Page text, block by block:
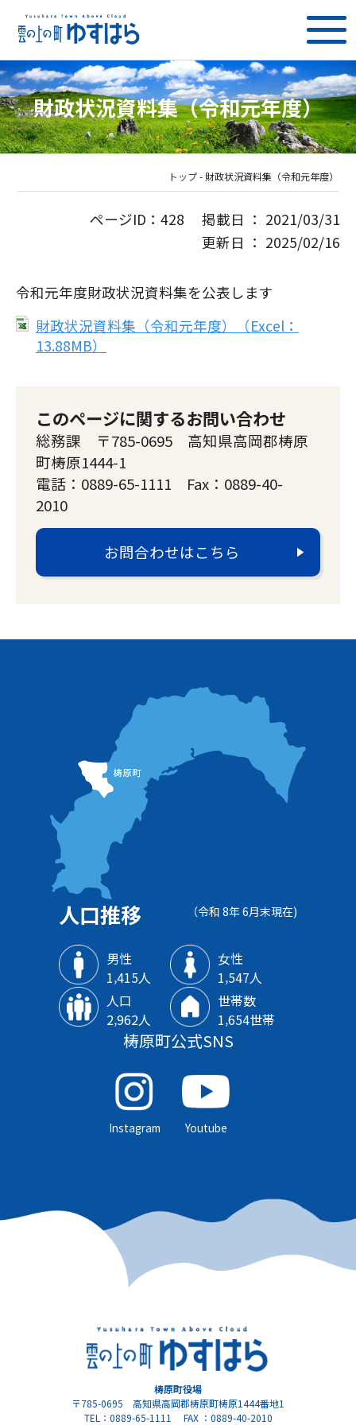
財政状況資料集（令和元年度）
トップ- 財政状況資料集（令和元年度）
ページID：428 掲載日 ： 2021/03/31
更新日 ： 2025/02/16
令和元年度財政状況資料集を公表します
財政状況資料集（令和元年度）（Excel：
13.88MB）
このページに関するお問い合わせ
総務課 〒785-0695 高知県高岡郡梼原
町梼原1444-1
電話：0889-65-1111 Fax：0889-40-
2010
お問合わせはこちら
人口推移 （令和 8年 6月末現在)
男性
1‚415人
女性
1‚547人
人口
2‚962人
世帯数
1‚654世帯
梼原町公式SNS
Instagram Youtube
梼原町役場
〒785-0695 高知県高岡郡梼原町梼原1444番地1
TEL：0889-65-1111 FAX ：0889-40-2010